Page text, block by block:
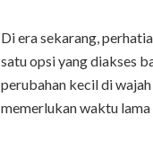
Di era sekarang,
satu opsi yang diakses
perubahan kecil di
memerlukan waktu